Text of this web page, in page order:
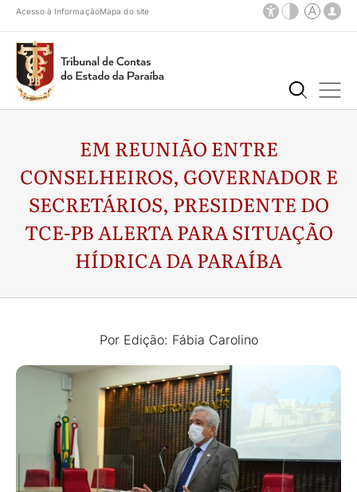
Acesso à InformaçãoMapa do site
EM REUNIÃO ENTRE
CONSELHEIROS, GOVERNADOR E
SECRETÁRIOS, PRESIDENTE DO
TCE-PB ALERTA PARA SITUAÇÃO
HÍDRICA DA PARAÍBA
Por Edição: Fábia Carolino